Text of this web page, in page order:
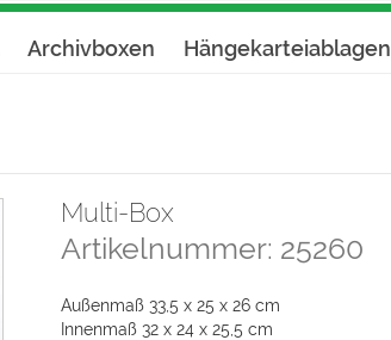
Archivboxen Hängekarteiablagen
Multi-Box
Artikelnummer: 25260
Außenmaß 33,5 x 25 x 26 cm
Innenmaß 32 x 24 x 25,5 cm